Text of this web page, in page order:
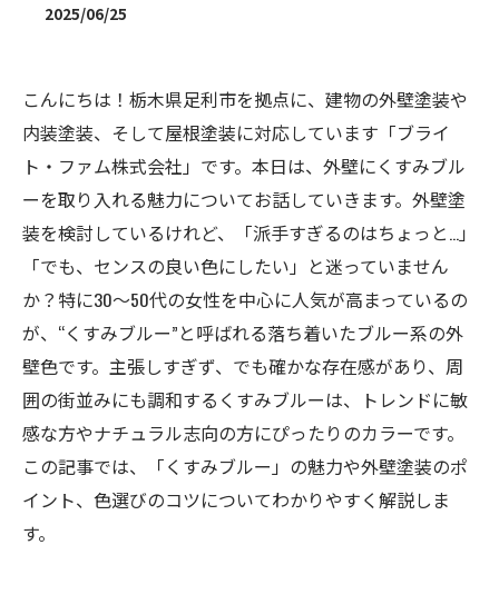
2025/06/25
こんにちは！栃木県足利市を拠点に、建物の外壁塗装や
内装塗装、そして屋根塗装に対応しています「ブライ
ト・ファム株式会社」です。本日は、外壁にくすみブル
ーを取り入れる魅力についてお話していきます。外壁塗
装を検討しているけれど、「派手すぎるのはちょっと…」
「でも、センスの良い色にしたい」と迷っていません
か？特に30〜50代の女性を中心に人気が高まっているの
が、“くすみブルー”と呼ばれる落ち着いたブルー系の外
壁色です。主張しすぎず、でも確かな存在感があり、周
囲の街並みにも調和するくすみブルーは、トレンドに敏
感な方やナチュラル志向の方にぴったりのカラーです。
この記事では、「くすみブルー」の魅力や外壁塗装のポ
イント、色選びのコツについてわかりやすく解説しま
す。